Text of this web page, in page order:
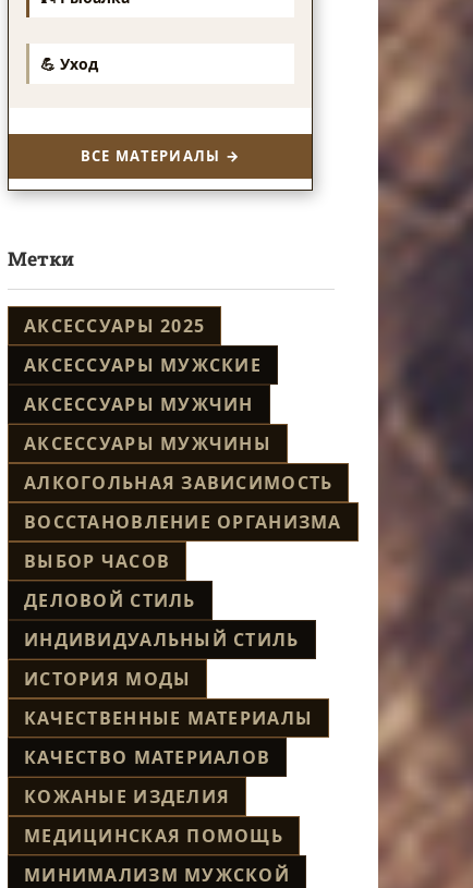
💪 Уход
ВСЕ МАТЕРИАЛЫ →
Метки
АКСЕССУАРЫ 2025
АКСЕССУАРЫ МУЖСКИЕ
АКСЕССУАРЫ МУЖЧИН
АКСЕССУАРЫ МУЖЧИНЫ
АЛКОГОЛЬНАЯ ЗАВИСИМОСТЬ
ВОССТАНОВЛЕНИЕ ОРГАНИЗМА
ВЫБОР ЧАСОВ
ДЕЛОВОЙ СТИЛЬ
ИНДИВИДУАЛЬНЫЙ СТИЛЬ
ИСТОРИЯ МОДЫ
КАЧЕСТВЕННЫЕ МАТЕРИАЛЫ
КАЧЕСТВО МАТЕРИАЛОВ
КОЖАНЫЕ ИЗДЕЛИЯ
МЕДИЦИНСКАЯ ПОМОЩЬ
МИНИМАЛИЗМ МУЖСКОЙ